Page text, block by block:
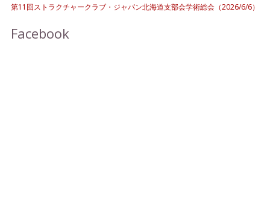
第11回ストラクチャークラブ・ジャパン北海道支部会学術総会（2026/6/6）
Facebook